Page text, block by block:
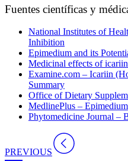
Fuentes científicas y
National Institutes of
Inhibition
Epimedium and its
Medicinal effects of
Examine.com – Icariin
Summary
Office of Dietary
MedlinePlus – Epimedium
Phytomedicine Journal –
PREVIOUS